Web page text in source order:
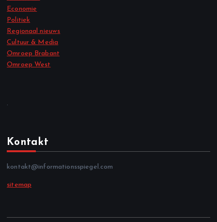
Economie
Politiek
Regionaal nieuws
Cultuur & Media
Omroep Brabant
Omroep West
.
Kontakt
kontakt@informationsspiegel.com
sitemap